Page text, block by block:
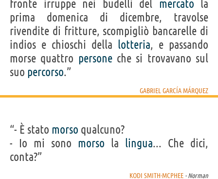
fronte irruppe nei budelli del mercato la
prima domenica di dicembre, travolse
rivendite di fritture, scompigliò bancarelle di
indios e chioschi della lotteria, e passando
morse quattro personeche si trovavano sul
suo percorso.”
GABRIEL GARCÍA MÁRQUEZ
“- È stato morso qualcuno?
- Io mi sono morso la lingua... Che dici,
conta?”
KODI SMITH-MCPHEE - Norman